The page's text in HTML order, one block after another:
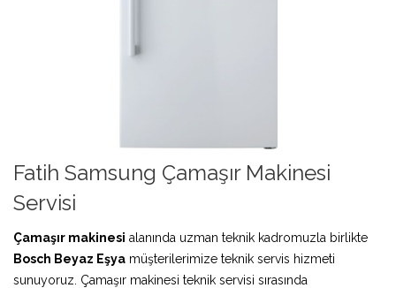
Fatih Samsung Çamaşır Makinesi
Servisi
Çamaşır makinesi alanında uzman teknik kadromuzla birlikte
Bosch Beyaz Eşya müşterilerimize teknik servis hizmeti
sunuyoruz. Çamaşır makinesi teknik servisi sırasında